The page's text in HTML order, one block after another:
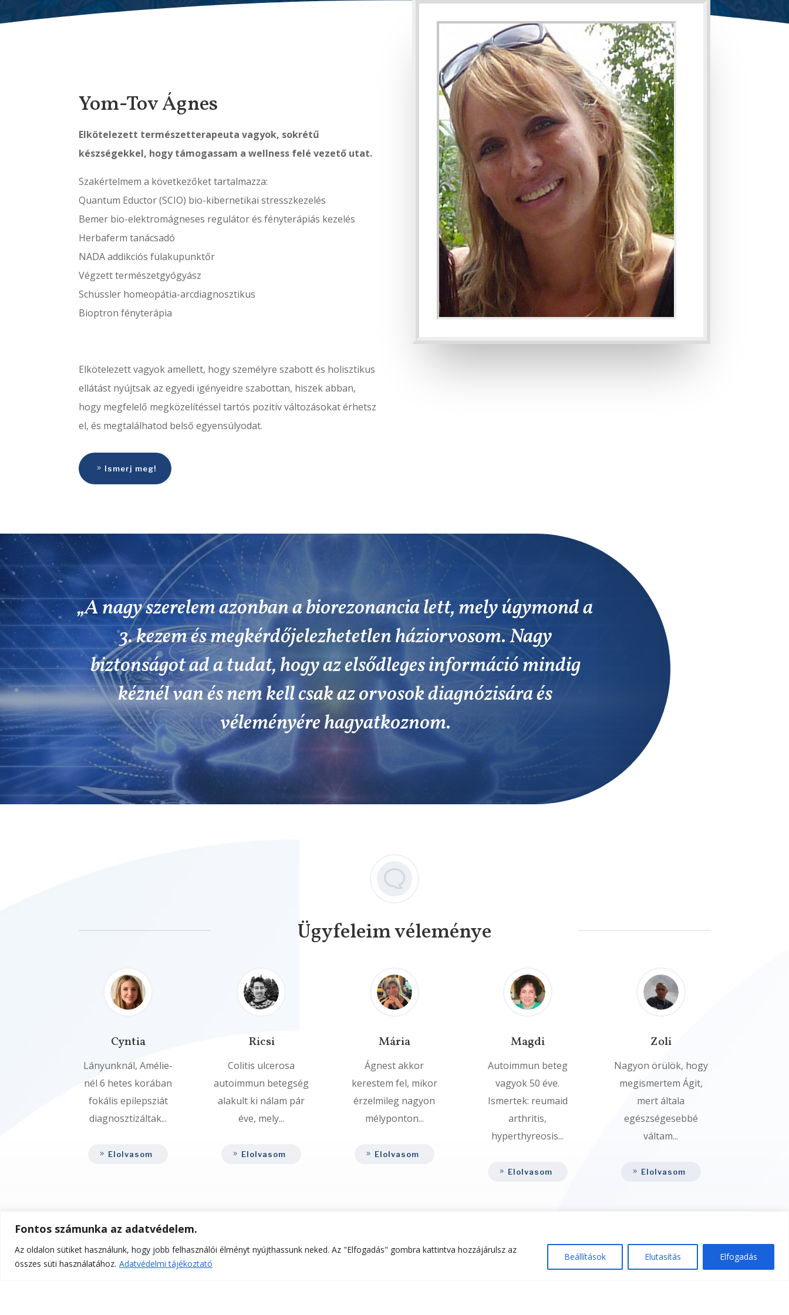
Fontos számunka az adatvédelem.
Az oldalon sütiket használunk, hogy jobb felhasználói élményt nyújthassunk neked. Az "Elfogadás" gombra kattintva hozzájárulsz az
összes süti használatához. Adatvédelmi tájékoztató
Beállítások Elutasítás Elfogadás
Yom-Tov Ágnes
Elkötelezett természetterapeuta vagyok, sokrétű
készségekkel, hogy támogassam a wellness felé vezető utat.
Szakértelmem a következőket tartalmazza:
Quantum Eductor (SCIO) bio-kibernetikai stresszkezelés
Bemer bio-elektromágneses regulátor és fényterápiás kezelés
Herbaferm tanácsadó
NADA addikciós fülakupunktőr
Végzett természetgyógyász
Schüssler homeopátia-arcdiagnosztikus
Bioptron fényterápia
Elkötelezett vagyok amellett, hogy személyre szabott és holisztikus
ellátást nyújtsak az egyedi igényeidre szabottan, hiszek abban,
hogy megfelelő megközelítéssel tartós pozitív változásokat érhetsz
el, és megtalálhatod belső egyensúlyodat.
Ismerj meg!
„A nagy szerelem azonban a biorezonancia lett, mely úgymond a
3. kezem és megkérdőjelezhetetlen háziorvosom. Nagy
biztonságot ad a tudat, hogy az elsődleges információ mindig
kéznél van és nem kell csak az orvosok diagnózisára és
véleményére hagyatkoznom.
Ügyfeleim véleménye
Cyntia
Lányunknál, Amélie-
nél 6 hetes korában
fokális epilepsziát
diagnosztizáltak...
Elolvasom
Ricsi
Colitis ulcerosa
autoimmun betegség
alakult ki nálam pár
éve, mely...
Elolvasom
Mária
Ágnest akkor
kerestem fel, mikor
érzelmileg nagyon
mélyponton...
Elolvasom
Magdi
Autoimmun beteg
vagyok 50 éve.
Ismertek: reumaid
arthritis,
hyperthyreosis...
Elolvasom
Zoli
Nagyon örülök, hogy
megismertem Ágit,
mert általa
egészségesebbé
váltam...
Elolvasom